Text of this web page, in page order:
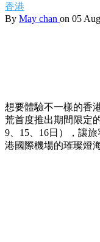
香港
By May chan on 05
想要體驗不一樣的香
荒首度推出期間限定
9、15、16日），讓
港國際機場的璀璨燈海